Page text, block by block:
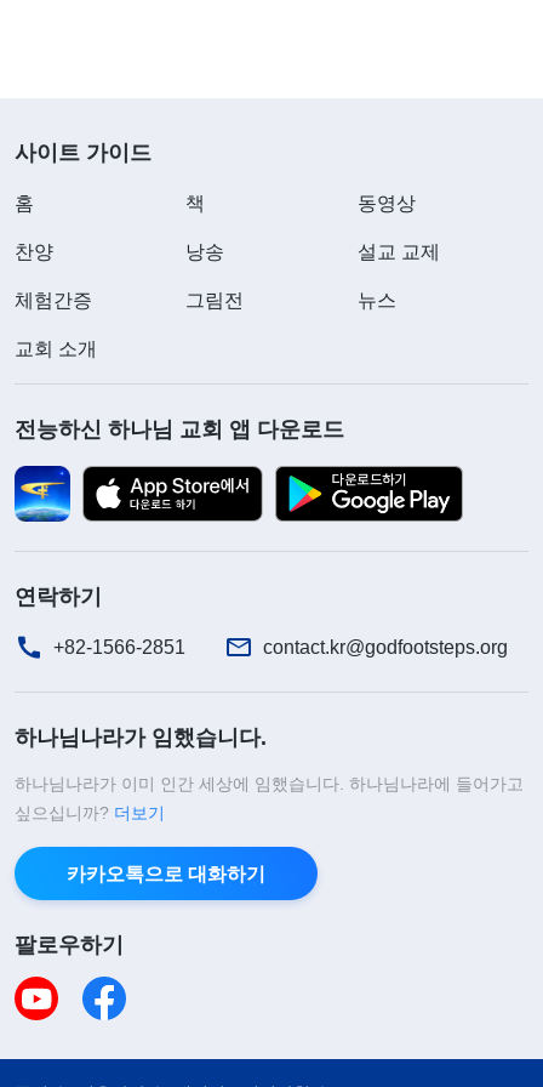
타나 사람을 미혹할 거라고 했는데, 설마 모르시나
요? 당신들이 미혹되면 교회 사람들까지 다 잘못된
하면 그냥 오신 게 됩니까? 너무 단순하게 생각하시
네요! 다들 듣지 마세요!” 그 자리에 있던 사역자 세
명은 류 목사님의 방해에 더 이상 설교를 들을 엄두
를 내지 못했습니다. 저는 류 목사님의 말이 틀렸다
는 것을 알았습니다. 예수님께서 말세에 거짓 그리스
도가 사람을 미혹할 것이라고 말씀하신 것은 맞지만,
혹하니, 우리에게 분별력을 기르라고도 하셨습니다.
님을 맞이하지도, 주님의 음성을 듣지도 말라고 하신
적이 없는데, 목사님이야말로 주님의 말씀을 왜곡하
는 것이 아니고 무엇이겠습니까? 그때, 류 목사님은
또 복음을 전하는 형제를 가리키며 말했습니다. “당
신들이 전하는 건 이단입니다. 하나님께서 오셨다는
데 어디 계십니까? 당신이 봤어요? 나는 이 교회의
법인 대표이고, 이들은 제 교회 사람들입니다. 나를
통하지 않고 여기서 전도하는 건 안 됩니다!” 두 형제
이지 어느 개인의 것이 아닙니다. 예수님께서 말씀하
사이트 가이드
홈 책 동영상
찬양 낭송 설교 교제
체험간증 그림전 뉴스
교회 소개
전능하신 하나님 교회 앱 다운로드
연락하기
+82-1566-2851 contact.kr@godfootsteps.org
하나님나라가 임했습니다.
하나님나라가 이미 인간 세상에 임했습니다. 하나님나라에 들어가고
싶으십니까? 더보기
카카오톡으로 대화하기
팔로우하기